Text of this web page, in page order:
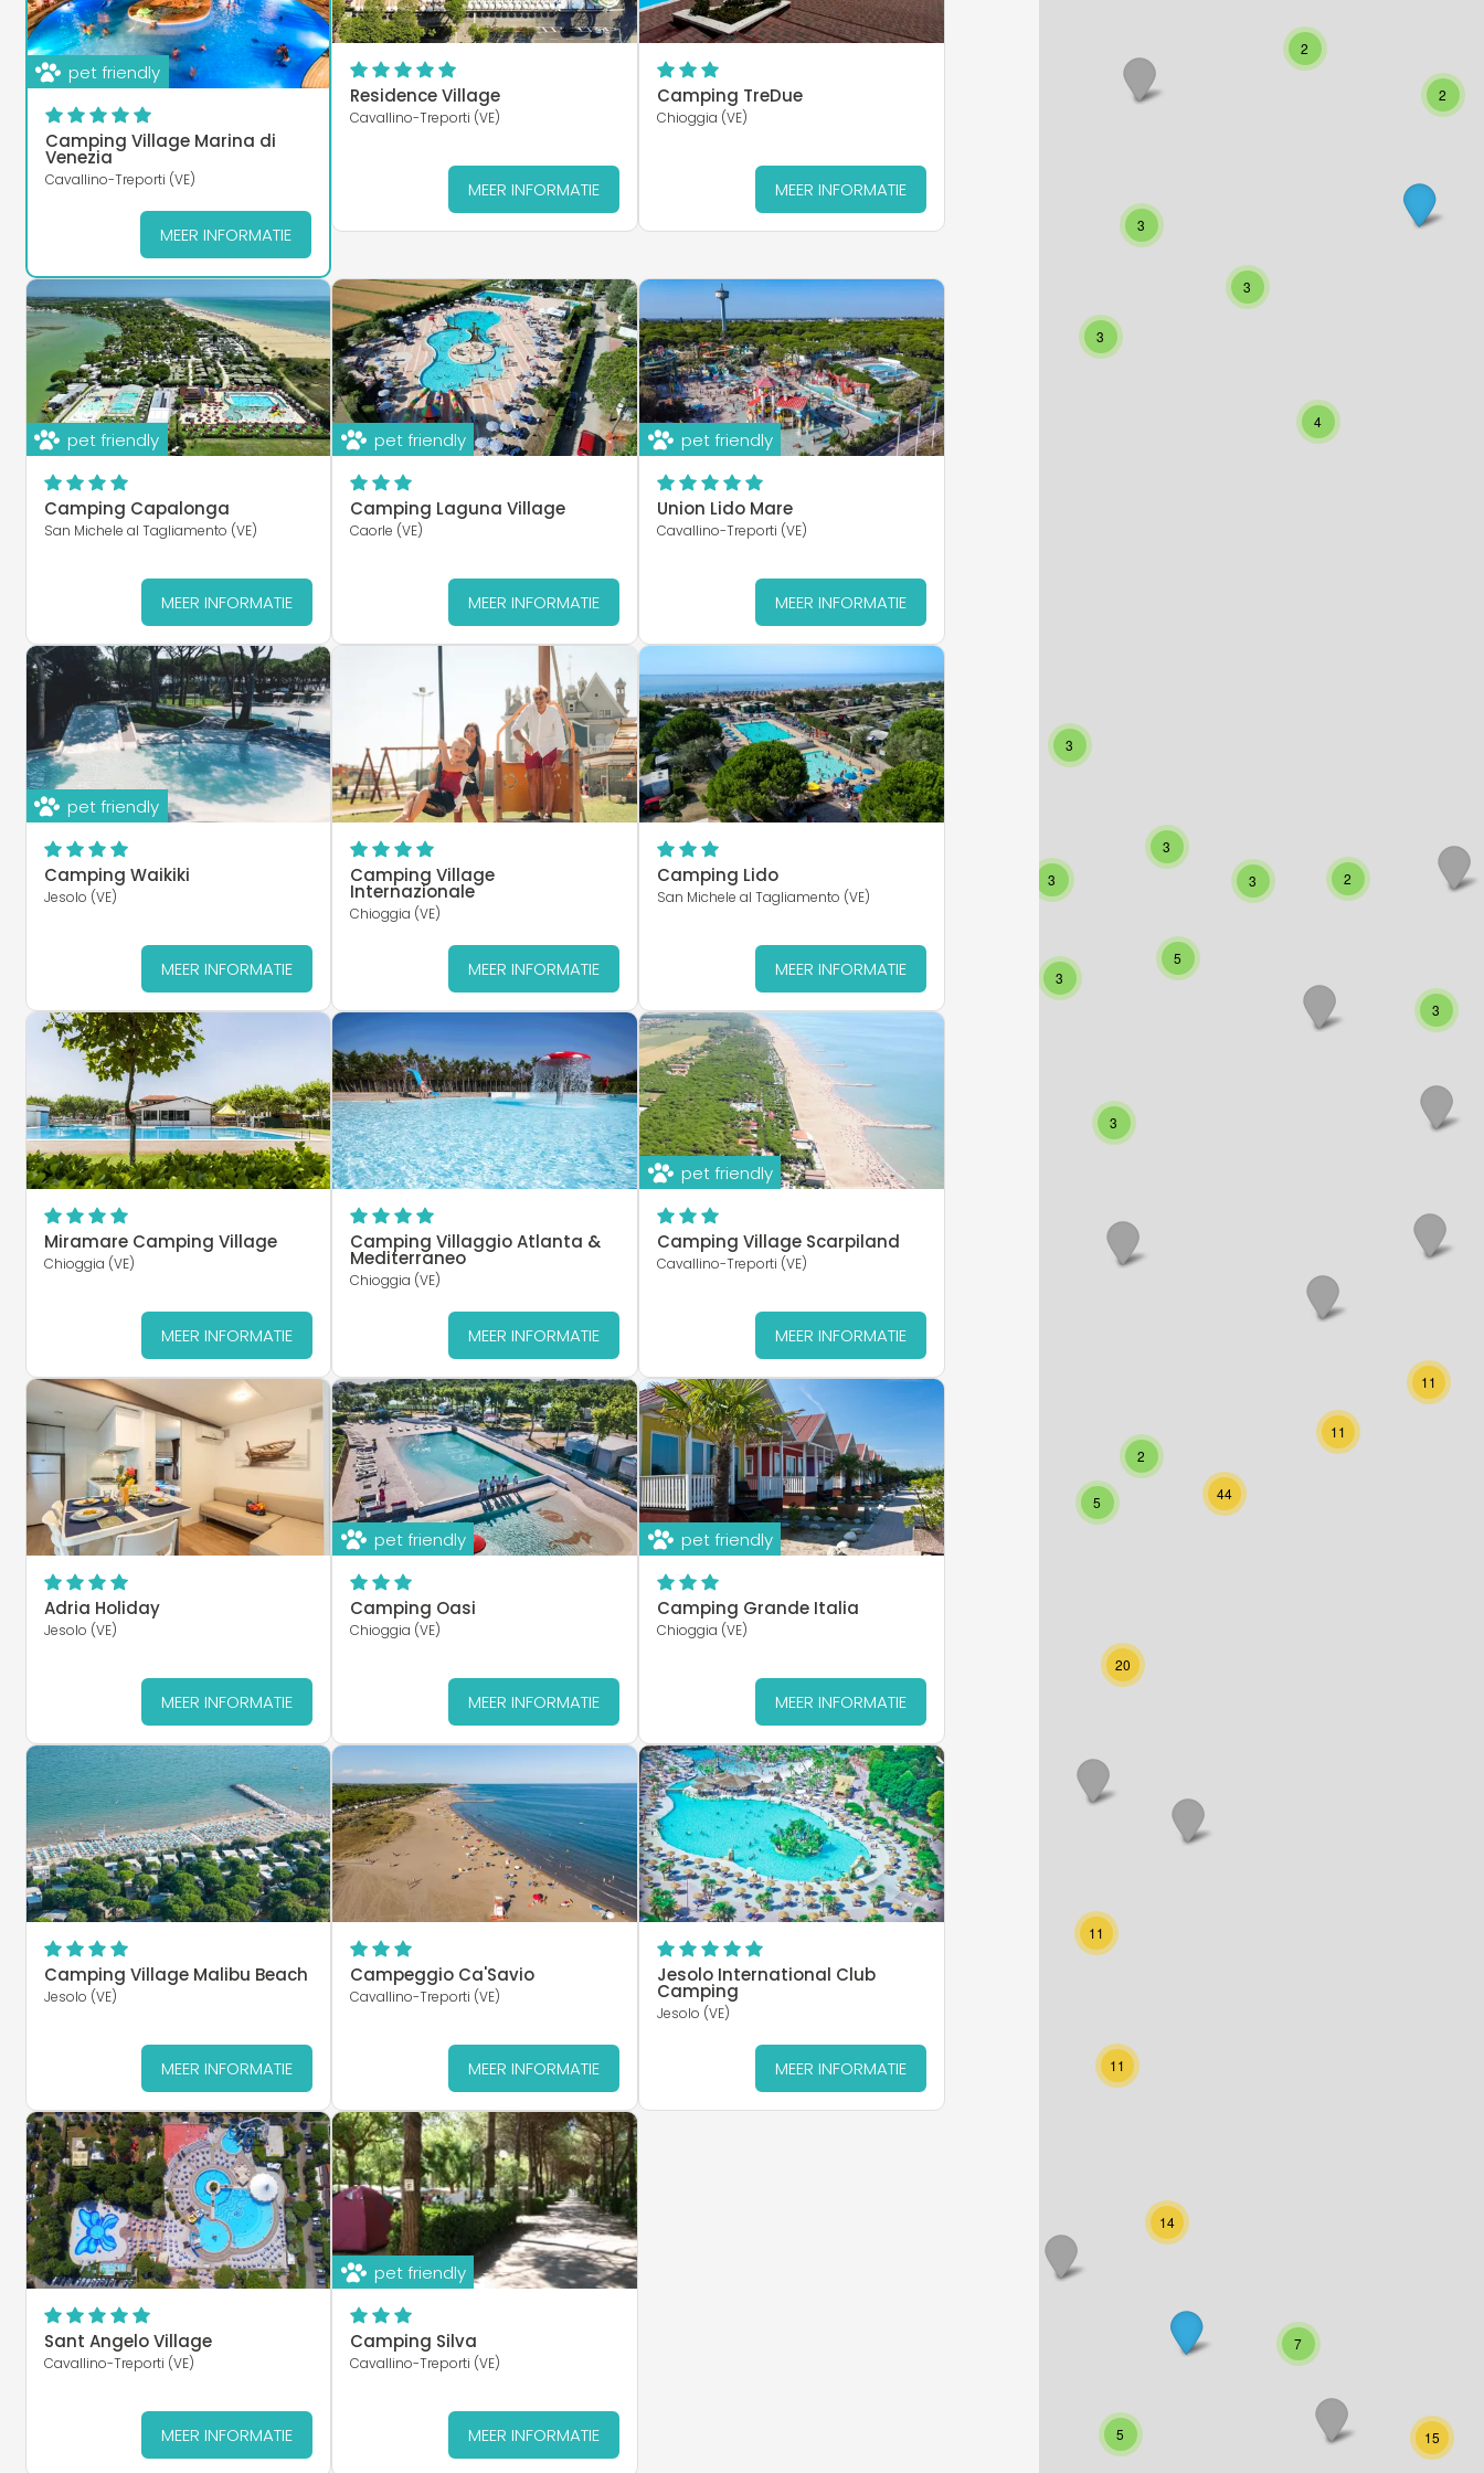
3
3
3
3
3
11
5
2
44
20
11
3
3
5
11
11
14
5
7
15
2
4
2
3
3
3
2
pet friendly
Camping Village Marina di
Venezia
Cavallino-Treporti (VE)
MEER INFORMATIE
Residence Village
Cavallino-Treporti (VE)
MEER INFORMATIE
Camping TreDue
Chioggia (VE)
MEER INFORMATIE
pet friendly
Camping Capalonga
San Michele al Tagliamento (VE)
MEER INFORMATIE
pet friendly
Camping Laguna Village
Caorle (VE)
MEER INFORMATIE
pet friendly
Union Lido Mare
Cavallino-Treporti (VE)
MEER INFORMATIE
pet friendly
Camping Waikiki
Jesolo (VE)
MEER INFORMATIE
Camping Village
Internazionale
Chioggia (VE)
MEER INFORMATIE
Camping Lido
San Michele al Tagliamento (VE)
MEER INFORMATIE
Miramare Camping Village
Chioggia (VE)
MEER INFORMATIE
Camping Villaggio Atlanta &
Mediterraneo
Chioggia (VE)
MEER INFORMATIE
pet friendly
Camping Village Scarpiland
Cavallino-Treporti (VE)
MEER INFORMATIE
Adria Holiday
Jesolo (VE)
MEER INFORMATIE
pet friendly
Camping Oasi
Chioggia (VE)
MEER INFORMATIE
pet friendly
Camping Grande Italia
Chioggia (VE)
MEER INFORMATIE
Camping Village Malibu Beach
Jesolo (VE)
MEER INFORMATIE
Campeggio Ca'Savio
Cavallino-Treporti (VE)
MEER INFORMATIE
Jesolo International Club
Camping
Jesolo (VE)
MEER INFORMATIE
Sant Angelo Village
Cavallino-Treporti (VE)
MEER INFORMATIE
pet friendly
Camping Silva
Cavallino-Treporti (VE)
MEER INFORMATIE